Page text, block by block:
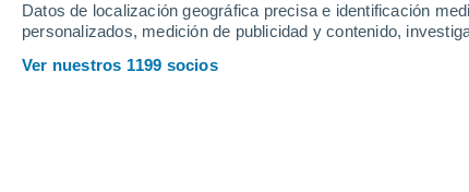
Datos de localización geográfica precisa e identificación
personalizados, medición de publicidad y contenido,
Ver nuestros 1199 socios